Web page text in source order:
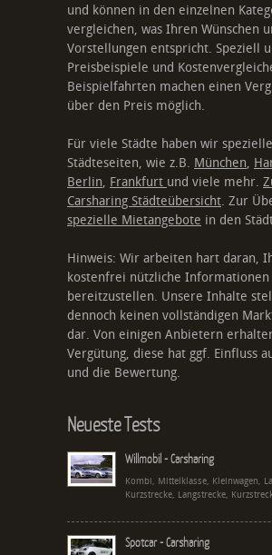
und können in den einzelnen
vergleichen, was Ihren Wünschen
Vorstellungen entspricht. Speziell
Preisbeispiele und
Beispielfahrten machen einen
über den Preis möglich.
Für viele Städte haben wir spezielle
Städteseiten, wie z.B. München,
Berlin, Frankfurt und viele mehr.
Carsharing Städteübersicht. Zur
spezielle Mietangebote in den
Hinweis: Wir arbeiten hart daran,
kostenfrei nützliche Informationen
bereitzustellen. Unsere Inhalte
dennoch keinen vollständigen
dar. Von einigen Anbietern
Vergütung, diese hat ggf. Einfluss
und die Bewertung.
Neueste Tests
Willmobil - Carsharing
Kombi, Mittelklasse, Kleinwagen,
Kurzstrecke, Langstrecke,
Spotcar - Carsharing